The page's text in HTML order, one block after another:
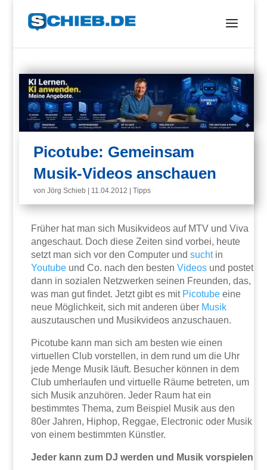
Picotube: Gemeinsam
Musik-Videos anschauen
vonJörg Schieb 11.04.2012 |Tipps
Früher hat man sich Musikvideos auf MTV und Viva
angeschaut. Doch diese Zeiten sind vorbei, heute
setzt man sich vor den Computer undsuchtin
Youtube und Co. nach den bestenVideos und postet
dann in sozialen Netzwerken seinen Freunden, das,
was man gut findet. Jetzt gibt es mit Picotube eine
neue Möglichkeit, sich mit anderen über Musik
auszutauschen und Musikvideos anzuschauen.
Picotube kann man sich am besten wie einen
virtuellen Club vorstellen, in dem rund um die Uhr
jede Menge Musik läuft. Besucher können in dem
Club umherlaufen und virtuelle Räume betreten, um
sich Musik anzuhören. Jeder Raum hat ein
bestimmtes Thema, zum Beispiel Musik aus den
80er Jahren, Hiphop, Reggae, Electronic oder Musik
von einem bestimmten Künstler.
Jeder kann zum DJ werden und Musik vorspielen